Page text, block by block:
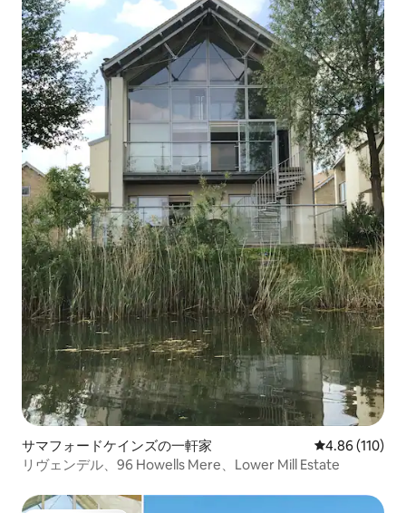
サマフォードケインズの一軒家 レビュー110
4.86 (110)
リヴェンデル、96 Howells Mere、Lower Mill Estate